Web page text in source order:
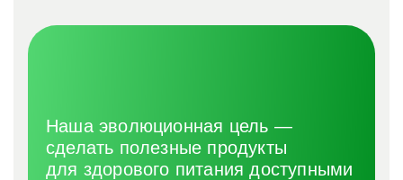
Наша эволюционная цель —
сделать полезные продукты
для здорового питания доступными